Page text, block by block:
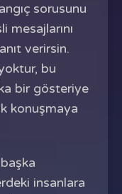
sorusunu
mesajlarını
verirsin.
bu
bir gösteriye
konuşmaya
insanlara